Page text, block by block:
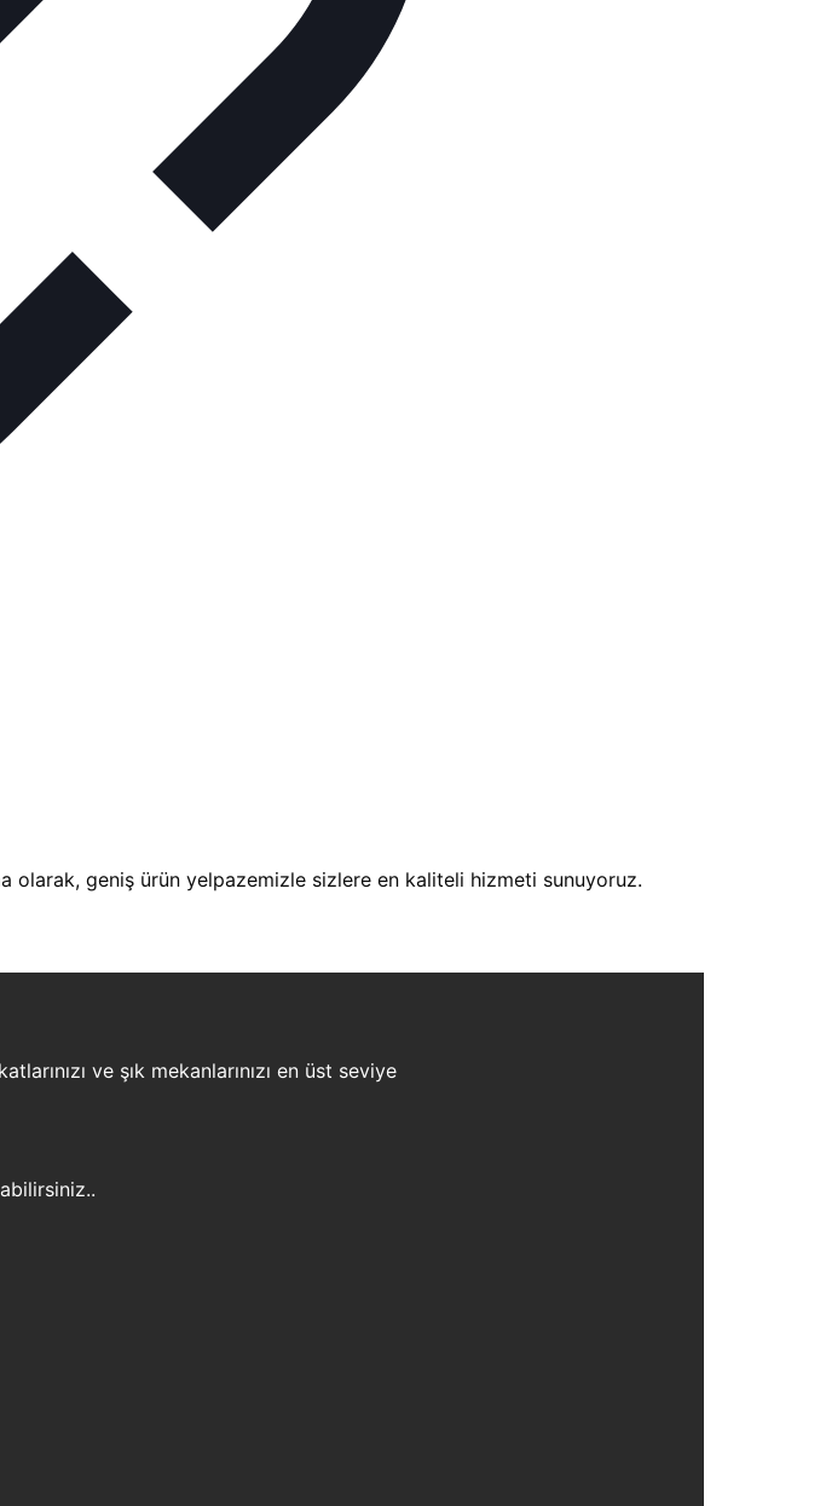
olarak, geniş ürün yelpazemizle sizlere en kaliteli hizmeti sunuyoruz.
ve şık mekanlarınızı en üst seviye